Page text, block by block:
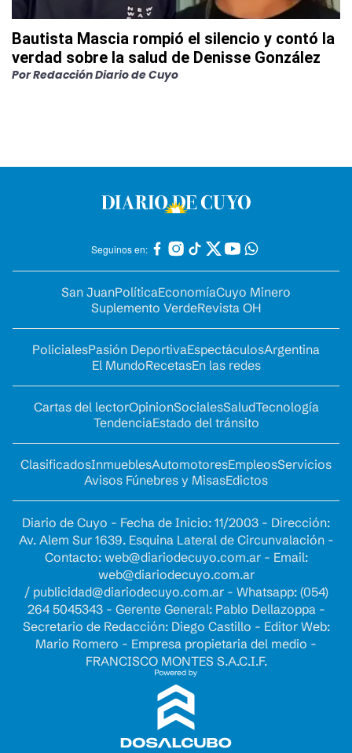
Bautista Mascia rompió el silencio y contó la
verdad sobre la salud de Denisse González
PorRedacción Diario de Cuyo
Seguinos en:
San JuanPolíticaEconomíaCuyo Minero
Suplemento VerdeRevista OH
PolicialesPasión DeportivaEspectáculosArgentina
El MundoRecetasEn las redes
Cartas del lectorOpinionSocialesSaludTecnología
TendenciaEstado del tránsito
ClasificadosInmueblesAutomotoresEmpleosServicios
Avisos Fúnebres y MisasEdictos
Diario de Cuyo - Fecha de Inicio: 11/2003 - Dirección:
Av. Alem Sur 1639. Esquina Lateral de Circunvalación -
Contacto: web@diariodecuyo.com.ar- Email:
web@diariodecuyo.com.ar
/ publicidad@diariodecuyo.com.ar- Whatsapp: (054)
264 5045343 - Gerente General: Pablo Dellazoppa -
Secretario de Redacción: Diego Castillo - Editor Web:
Mario Romero - Empresa propietaria del medio -
FRANCISCO MONTES S.A.C.I.F.